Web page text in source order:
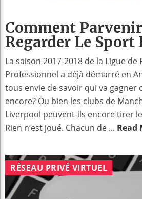
Comment
Regarder Le Sport
La saison 2017-2018 de la Ligue de
Professionnel a déjà démarré en
tous envie de savoir qui va gagner
encore? Ou bien les clubs de
Liverpool peuvent-ils encore tirer
Rien n’est joué. Chacun de ... Read
RÉSEAU PRIVÉ VIRTUEL